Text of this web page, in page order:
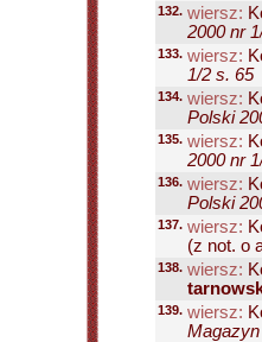
132. wiersz:
2000 nr
133. wiersz:
1/2 s. 65
134. wiersz:
Polski
135. wiersz:
2000 nr
136. wiersz:
Polski
137. wiersz:
(z not. o
138. wiersz:
139. wiersz: